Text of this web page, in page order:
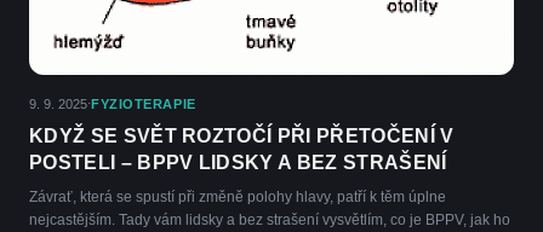
9. 9. 2025·FYZIOTERAPIE
KDYŽ SE SVĚT ROZTOČÍ PŘI PŘETOČENÍ V
POSTELI – BPPV LIDSKY A BEZ STRAŠENÍ
Závrať, která se spustí při změně polohy hlavy, patří k těm úplne
nejcastějším. Tady vám lidsky a bez strašení vysvětlím, co je BPPV, jak ho